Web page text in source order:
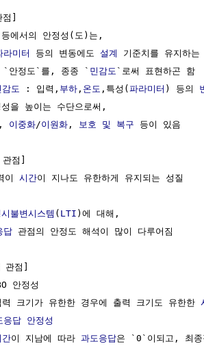
점]
에서의 안정성(도)는,
라미터 등의 변동에도 설계
기준치를 유지하
안정도`를, 종종 `
민감도 `로써 표현하곤 함
감도 : 입력, 부하 , 온도 ,특성(파라미터 ) 등의
을 높이는 수단으로써,
, 이중화/이원화 , 보호 및 복구 등이 있음
점]
이 시간이 지나도 유한하게 유지되는 성질
불변시스템 ( LTI )에 대해,
답 관점의 안정도 해석이 많이 다루어짐
관점]
안정성
크기가 유한한 경우에 출력 크기도 유한한
응답 안정성
간이 지남에 따라 과도응답은 `0`이되고, 최